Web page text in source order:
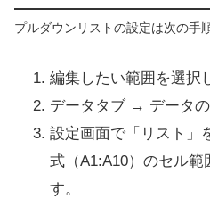
プルダウンリストの設定は次の手
編集したい範囲を選択
データタブ → データ
設定画面で「リスト」
式（A1:A10）のセル範
す。